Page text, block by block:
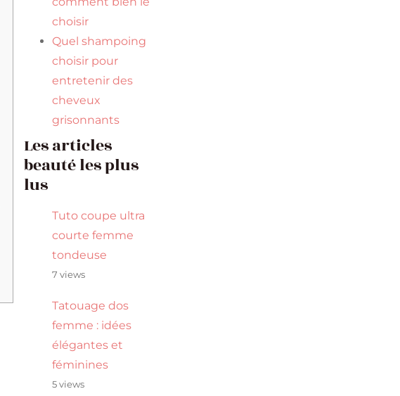
choisir
Quel shampoing
choisir pour
entretenir des
cheveux
grisonnants
Les articles
beauté les plus
lus
Tuto coupe ultra
courte femme
tondeuse
7 views
Tatouage dos
femme : idées
élégantes et
féminines
5 views